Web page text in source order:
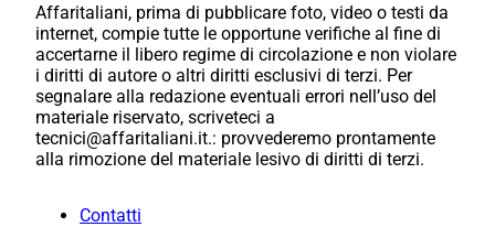
Affaritaliani, prima di pubblicare foto, video o testi da
internet, compie tutte le opportune verifiche al fine di
accertarne il libero regime di circolazione e non violare
i diritti di autore o altri diritti esclusivi di terzi. Per
segnalare alla redazione eventuali errori nell’uso del
materiale riservato, scriveteci a
tecnici@affaritaliani.it.: provvederemo prontamente
alla rimozione del materiale lesivo di diritti di terzi.
Contatti